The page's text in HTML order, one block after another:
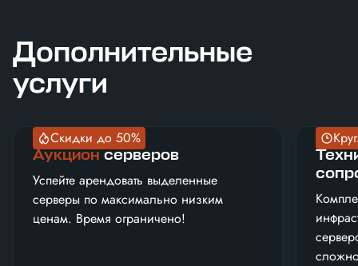
Дополнительные
услуги
Скидки до 50%
Аукцион серверов
Успейте арендовать выделенные
серверы по максимально низким
ценам. Время ограничено!